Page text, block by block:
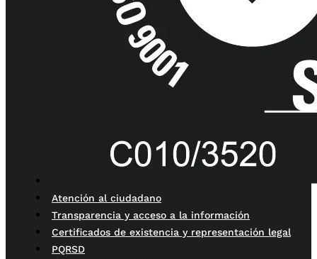
Atención al ciudadano
Transparencia y acceso a la información
Certificados de existencia y representación legal
PQRSD